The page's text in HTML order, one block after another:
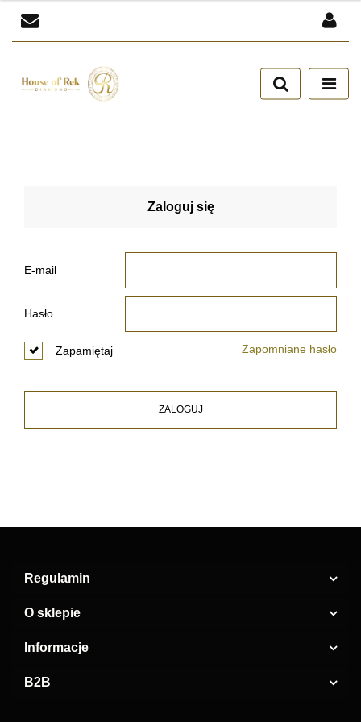
Zaloguj się
Zarejestruj się
Zaloguj się
E-mail
Hasło
Zapamiętaj Zapomniane hasło
ZALOGUJ
Regulamin
O sklepie
Informacje
B2B